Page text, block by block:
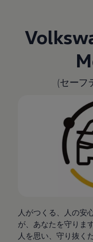
(セーフ
人がつくる、人の安
が、あなたを守りま
人を思い、守り抜く